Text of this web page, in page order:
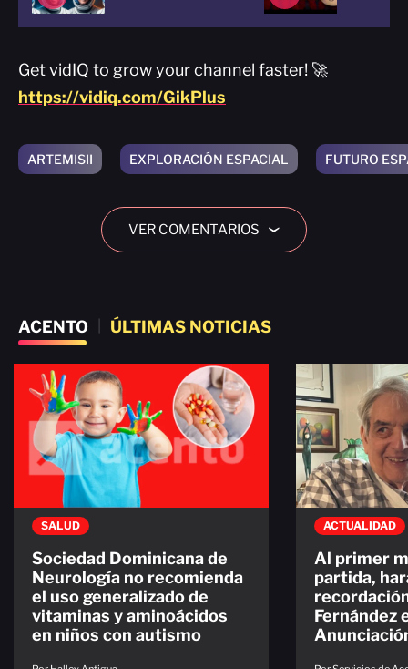
Get vidIQ to grow your channel faster! 🚀
https://vidiq.com/GikPlus
ARTEMISII EXPLORACIÓN ESPACIAL FUTURO
VER COMENTARIOS ›
ACENTO ÚLTIMAS NOTICIAS
SALUD
Sociedad Dominicana de
Neurología no recomienda
el uso generalizado de
vitaminas y aminoácidos
en niños con autismo
ACTUALIDAD
Al primer
partida,
Fernández